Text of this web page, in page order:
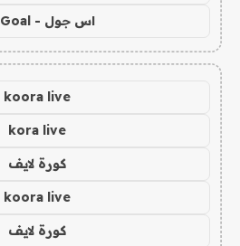
اس جول - AS Goal
koora live
kora live
كورة لايف
koora live
كورة لايف